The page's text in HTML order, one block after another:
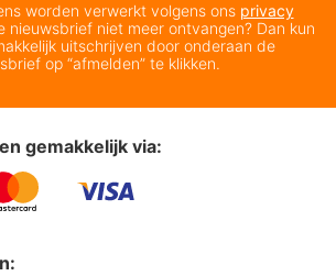
worden verwerkt volgens ons privacy
nieuwsbrief niet meer ontvangen? Dan kun
uitschrijven door onderaan de
op “afmelden” te klikken.
gemakkelijk via: